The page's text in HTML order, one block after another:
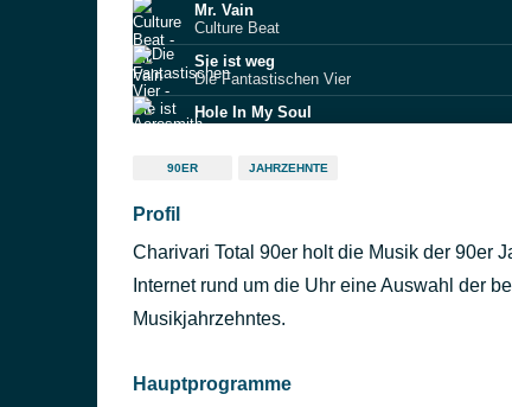
Mr. Vain
Culture Beat
Sie ist weg
Die Fantastischen Vier
Hole In My Soul
The World Is Not Enough
Backstreet Boys
Don't Cry (live)
90ER JAHRZEHNTE
Profil
Charivari Total 90er holt die Musik der 90er
Internet rund um die Uhr eine Auswahl der
Musikjahrzehntes.
Hauptprogramme